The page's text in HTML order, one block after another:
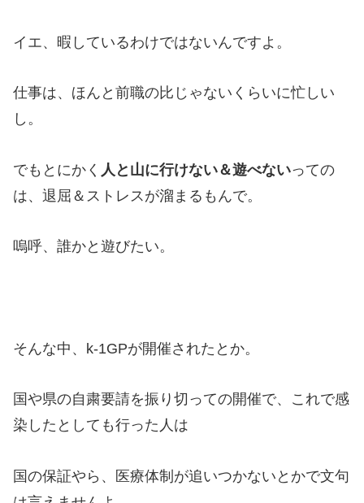
イエ、暇しているわけではないんですよ。
仕事は、ほんと前職の比じゃないくらいに忙しい
し。
でもとにかく 人と山に行けない＆遊べないっての
は、退屈＆ストレスが溜まるもんで。
嗚呼、誰かと遊びたい。
そんな中、k-1GPが開催されたとか。
国や県の自粛要請を振り切っての開催で、これで感
染したとしても行った人は
国の保証やら、医療体制が追いつかないとかで文句